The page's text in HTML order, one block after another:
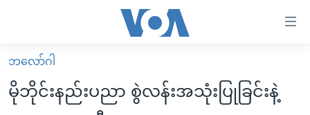
လွယ်ကူ
စေ
သည့်
မြန်မာ
ဘလော်ဂါ
မိုဘိုင်းနည်းပညာ စွဲလန်းအသုံးပြုခြင်းနဲ့